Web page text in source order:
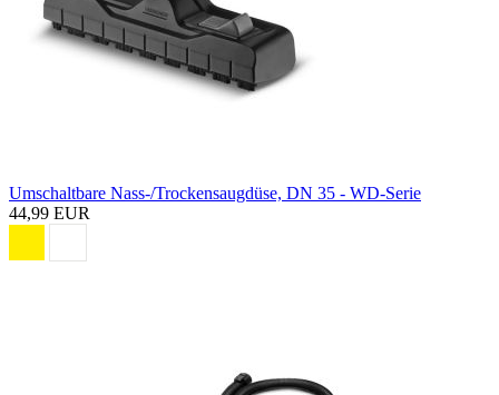
Umschaltbare Nass-/Trockensaugdüse, DN 35 - WD-Serie
44,99 EUR